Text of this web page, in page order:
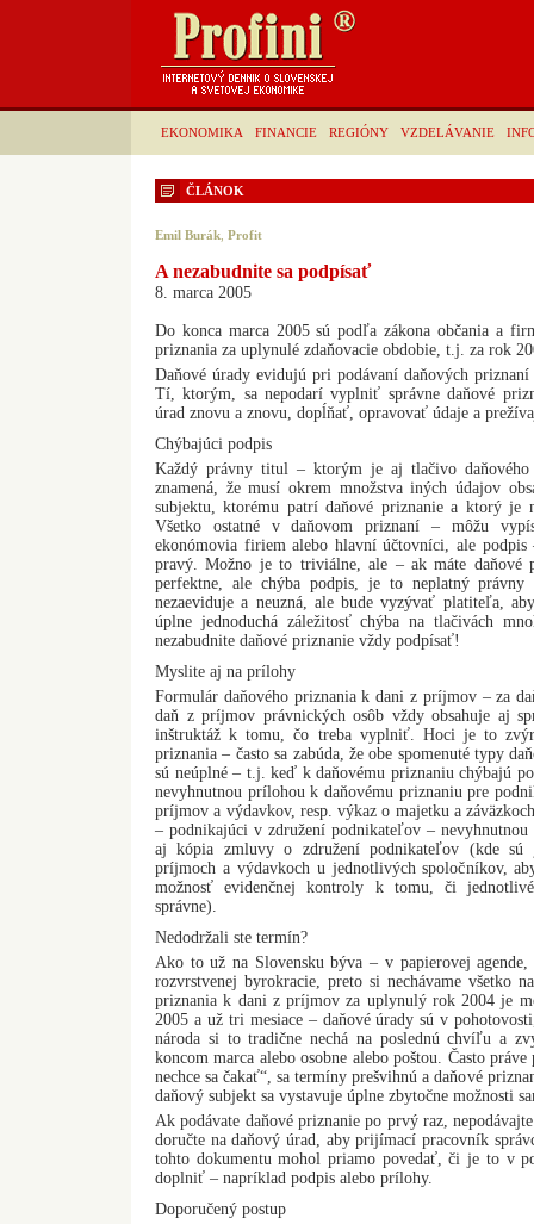
EKONOMIKA FINANCIE REGIÓNY VZDELÁVANIE
ČLÁNOK
Emil Burák Profit
A nezabudnite sa podpísať
8. marca 2005
Do konca marca 2005 sú podľa zákona občania a
priznania za uplynulé zdaňovacie obdobie, t.j. za rok
Daňové úrady evidujú pri podávaní daňových priznaní
Tí, ktorým, sa nepodarí vyplniť správne daňové
úrad znovu a znovu, dopĺňať, opravovať údaje a
Chýbajúci podpis
Každý právny titul – ktorým je aj tlačivo daňového
znamená, že musí okrem množstva iných údajov
subjektu, ktorému patrí daňové priznanie a ktorý je
Všetko ostatné v daňovom priznaní – môžu
ekonómovia firiem alebo hlavní účtovníci, ale
pravý. Možno je to triviálne, ale – ak máte daňové
perfektne, ale chýba podpis, je to neplatný
nezaeviduje a neuzná, ale bude vyzývať platiteľa,
úplne jednoduchá záležitosť chýba na tlačivách
nezabudnite daňové priznanie vždy podpísať!
Myslite aj na prílohy
Formulár daňového priznania k dani z príjmov – za
daň z príjmov právnických osôb vždy obsahuje aj
inštruktáž k tomu, čo treba vyplniť. Hoci je to
priznania – často sa zabúda, že obe spomenuté typy
sú neúplné – t.j. keď k daňovému priznaniu chýbajú
nevyhnutnou prílohou k daňovému priznaniu pre
príjmov a výdavkov, resp. výkaz o majetku a
– podnikajúci v združení podnikateľov –
aj kópia zmluvy o združení podnikateľov (kde sú
príjmoch a výdavkoch u jednotlivých spoločníkov,
možnosť evidenčnej kontroly k tomu, či
správne).
Nedodržali ste termín?
Ako to už na Slovensku býva – v papierovej agende,
rozvrstvenej byrokracie, preto si nechávame všetko
priznania k dani z príjmov za uplynulý rok 2004 je
2005 a už tri mesiace – daňové úrady sú v
národa si to tradične nechá na poslednú chvíľu a
koncom marca alebo osobne alebo poštou. Často
nechce sa čakať“, sa termíny prešvihnú a daňové
daňový subjekt sa vystavuje úplne zbytočne možnosti
Ak podávate daňové priznanie po prvý raz,
doručte na daňový úrad, aby prijímací pracovník
tohto dokumentu mohol priamo povedať, či je to v
doplniť – napríklad podpis alebo prílohy.
Doporučený postup